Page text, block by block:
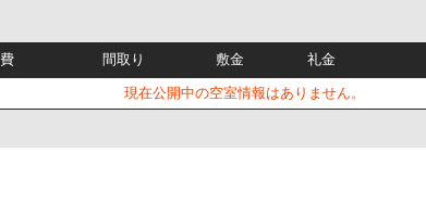
間取り 敷金 礼金
現在公開中の空室情報はありません。